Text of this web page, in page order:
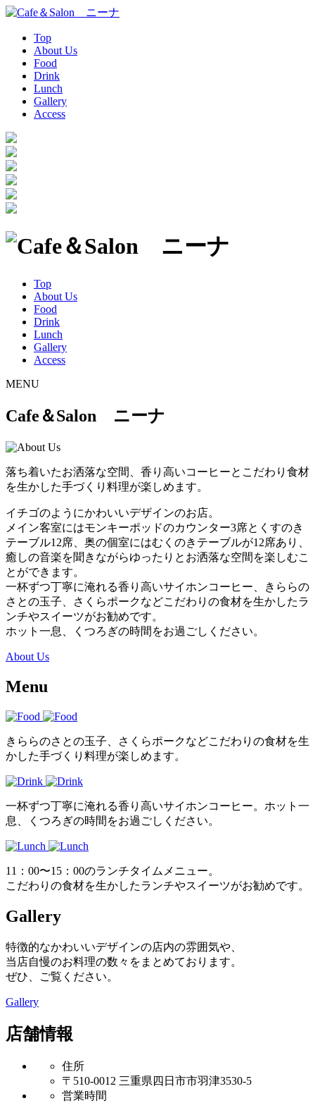
Top
About Us
Food
Drink
Lunch
Gallery
Access
Top
About Us
Food
Drink
Lunch
Gallery
Access
MENU
Cafe＆Salon ニーナ
落ち着いたお洒落な空間、香り高いコーヒーとこだわり食材
を生かした手づくり料理が楽しめます。
イチゴのようにかわいいデザインのお店。
メイン客室にはモンキーポッドのカウンター3席とくすのき
テーブル12席、奥の個室にはむくのきテーブルが12席あり、
癒しの音楽を聞きながらゆったりとお洒落な空間を楽しむこ
とができます。
一杯ずつ丁寧に淹れる香り高いサイホンコーヒー、きららの
さとの玉子、さくらポークなどこだわりの食材を生かしたラ
ンチやスイーツがお勧めです。
ホット一息、くつろぎの時間をお過ごしください。
About Us
Menu
きららのさとの玉子、さくらポークなどこだわりの食材を生
かした手づくり料理が楽しめます。
一杯ずつ丁寧に淹れる香り高いサイホンコーヒー。ホット一
息、くつろぎの時間をお過ごしください。
11：00〜15：00のランチタイムメニュー。
こだわりの食材を生かしたランチやスイーツがお勧めです。
Gallery
特徴的なかわいいデザインの店内の雰囲気や、
当店自慢のお料理の数々をまとめております。
ぜひ、ご覧ください。
Gallery
店舗情報
住所
〒510-0012 三重県四日市市羽津3530-5
営業時間